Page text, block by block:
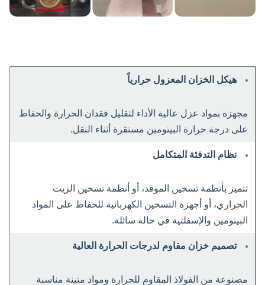
هيكل الخزان المعزول حرارياً
مجهزة بمواد عزل عالية الأداء لتقليل فقدان الحرارة والحفاظ
على درجة حرارة البيتومين مستقرة أثناء النقل.
نظام التدفئة المتكامل
تتميز بأنظمة تسخين الموقد، أو أنظمة تسخين الزيت
الحراري، أو أجهزة التسخين الكهربائية للحفاظ على المواد
البيتومين والإسفلتية في حالة سائلة.
تصميم خزان مقاوم لدرجات الحرارة العالية
مصنوعة من الفولاذ المقاوم للحرارة ومواد متينة مناسبة